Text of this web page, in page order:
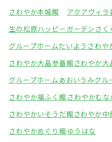
さわやか本城館
アクアヴィラ
生の松原ハッピーガーデン さく
グループホームたいよう さわや
さわやか大畠参番館さわやか大
グループホームあおいうみグル
さわやか福ふく館 さわやかむな
さわやかいそうだ館さわやか中
さわやかめぐり館 ゆうはな